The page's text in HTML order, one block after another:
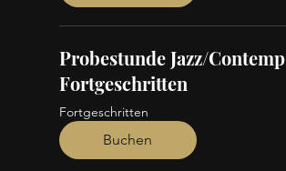
Probestunde Jazz/Contemp
Fortgeschritten
Fortgeschritten
Buchen